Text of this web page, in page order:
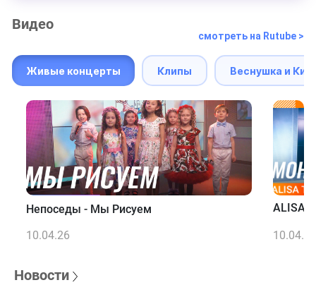
Видео
смотреть на Rutube >
Живые концерты Клипы Веснушка и
Непоседы - Мы Рисуем
10.04.26
ALISA
10.04.26
Новости